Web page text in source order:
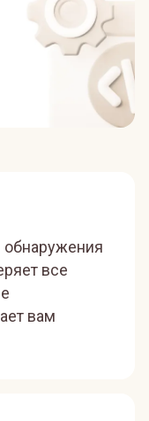
обнаружения
все
вам